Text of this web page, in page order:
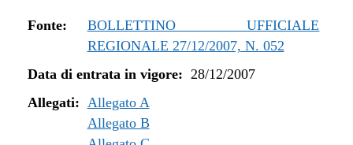
Fonte:
BOLLETTINO UFFICIALE
REGIONALE 27/12/2007, N. 052
Data di entrata in vigore: 28/12/2007
Allegati: Allegato A
Allegato B